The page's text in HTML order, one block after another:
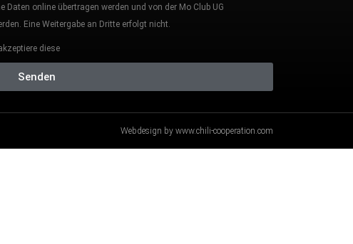
online übertragen werden und von der Mo Club UG
Eine Weitergabe an Dritte erfolgt nicht.
diese
Senden
Webdesign by www.chili-cooperation.com